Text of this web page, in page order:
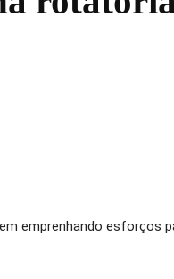
emprenhando esforços